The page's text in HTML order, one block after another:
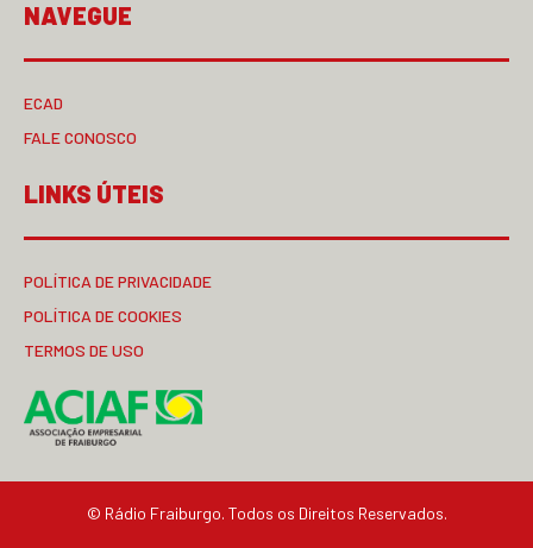
NAVEGUE
ECAD
FALE CONOSCO
LINKS ÚTEIS
POLÍTICA DE PRIVACIDADE
POLÍTICA DE COOKIES
TERMOS DE USO
© Rádio Fraiburgo. Todos os Direitos Reservados.